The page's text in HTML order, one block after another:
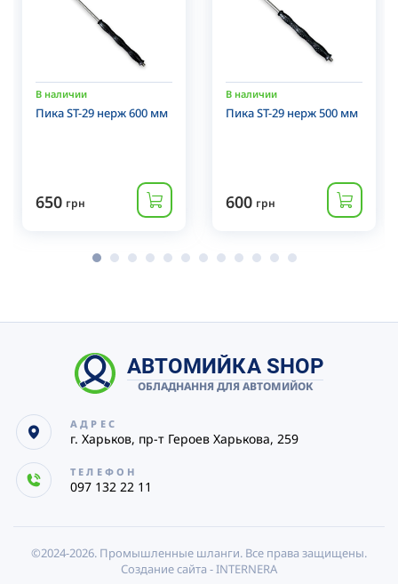
В наличии
Пика ST-29 нерж 600 мм
650 грн
В наличии
Пика ST-29 нерж 500 мм
600 грн
АВТОМИЙКА SHOP
ОБЛАДНАННЯ ДЛЯ АВТОМИЙОК
АДРЕС
г. Харьков, пр-т Героев Харькова, 259
ТЕЛЕФОН
097 132 22 11
©2024-2026. Промышленные шланги. Все права защищены.
Создание сайта -INTERNERA